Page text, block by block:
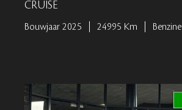
CRUISE
Bouwjaar 2025 24995 Km Benzine